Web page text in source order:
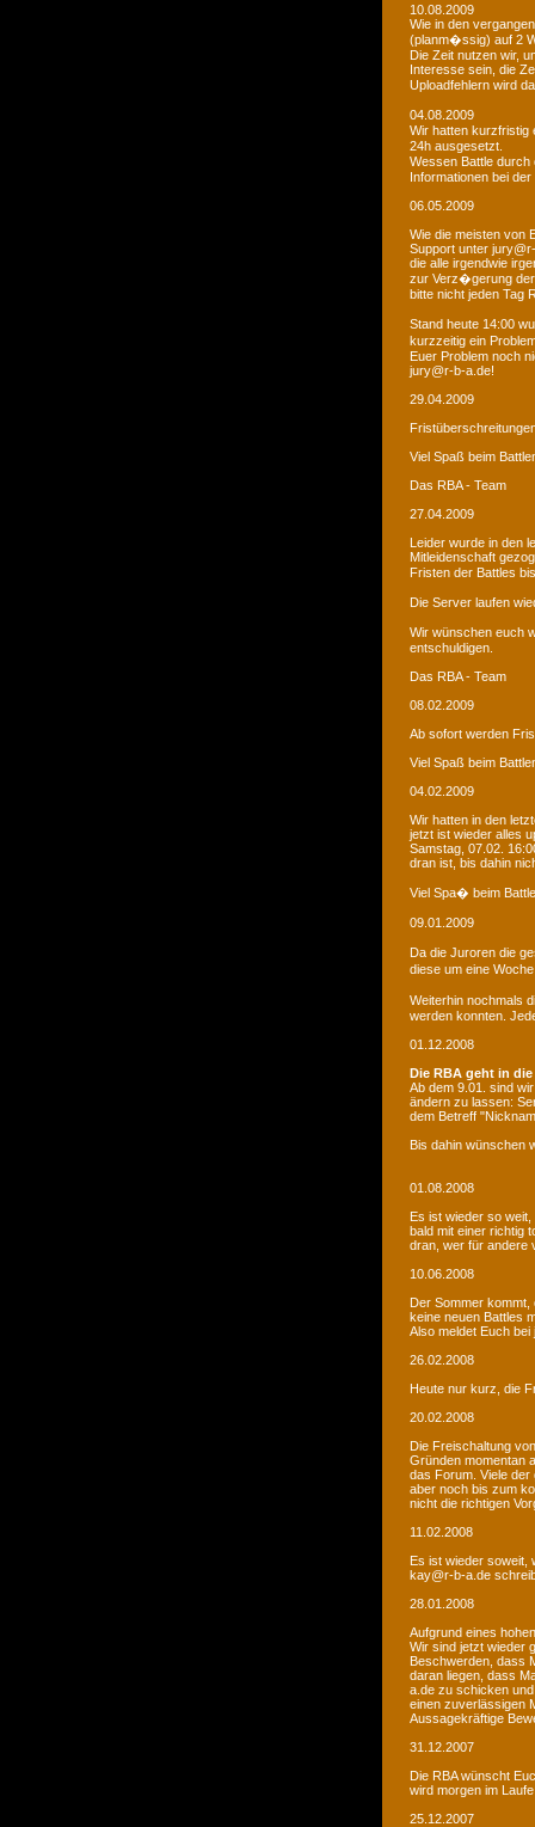
10.08.2009
Wie in den
(planm�ssig) auf 2
Die Zeit nutzen wir,
Interesse sein, die
Uploadfehlern wird
04.08.2009
Wir hatten kurzfristig
24h ausgesetzt.
Wessen Battle
Informationen bei
06.05.2009
Wie die meisten von
Support unter
die alle irgendwie
zur Verz�gerung der
bitte nicht jeden Tag
Stand heute 14:00
kurzzeitig ein
Euer Problem noch
jury@r-b-a.de!
29.04.2009
Viel Spaß beim
Das RBA - Team
27.04.2009
Leider wurde in den
Mitleidenschaft
Fristen der Battles
Die Server laufen
Wir wünschen euch
entschuldigen.
Das RBA - Team
08.02.2009
Ab sofort werden
Viel Spaß beim
04.02.2009
Wir hatten in den
jetzt ist wieder alles
Samstag, 07.02.
dran ist, bis dahin
Viel Spa� beim
09.01.2009
Da die Juroren die
diese um eine
Weiterhin nochmals
werden konnten.
01.12.2008
Die RBA geht in
Ab dem 9.01. sind
ändern zu lassen:
dem Betreff
Bis dahin wünschen
01.08.2008
Es ist wieder so weit,
bald mit einer richtig
dran, wer für andere
10.06.2008
Der Sommer kommt,
keine neuen Battles
Also meldet Euch
26.02.2008
Heute nur kurz, die
20.02.2008
Die Freischaltung
Gründen momentan
das Forum. Viele
aber noch bis zum
nicht die richtigen
11.02.2008
Es ist wieder soweit,
kay@r-b-a.de
28.01.2008
Aufgrund eines
Wir sind jetzt wieder
Beschwerden, dass
daran liegen, dass
a.de zu schicken
einen zuverlässigen
Aussagekräftige
31.12.2007
Die RBA wünscht
wird morgen im
25.12.2007